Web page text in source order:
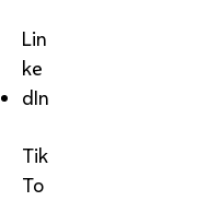
Lin
ke
dIn
Tik
To